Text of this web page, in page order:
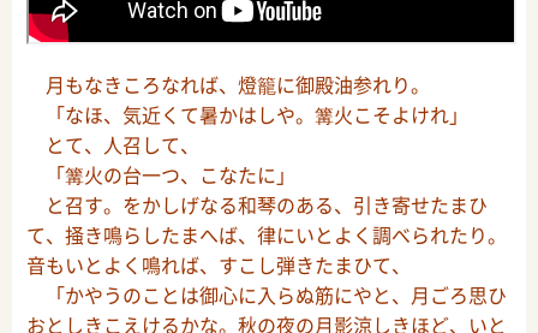
月もなきころなれば、燈籠に御殿油参れり。
「なほ、気近くて暑かはしや。篝火こそよけれ」
とて、人召して、
「篝火の台一つ、こなたに」
と召す。をかしげなる和琴のある、引き寄せたまひ
て、掻き鳴らしたまへば、律にいとよく調べられたり。
音もいとよく鳴れば、すこし弾きたまひて、
「かやうのことは御心に入らぬ筋にやと、月ごろ思ひ
おとしきこえけるかな。秋の夜の月影涼しきほど、いと